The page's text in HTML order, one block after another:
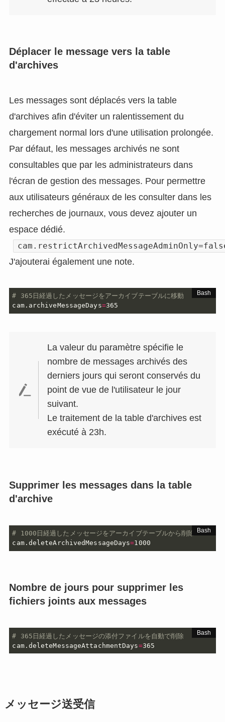
Déplacer le message vers la table
d'archives
Les messages sont déplacés vers la table
d'archives afin d'éviter un ralentissement du
chargement normal lors d'une utilisation prolongée.
Par défaut, les messages archivés ne sont
consultables que par les administrateurs dans
l'écran de gestion des messages. Pour permettre
aux utilisateurs généraux de les consulter dans les
recherches de journaux, vous devez ajouter un
espace dédié.
J'ajouterai également une note.
# 365日経過したメッセージをアーカイブテーブルに移動
cam.archiveMessageDays=365
La valeur du paramètre spécifie le
nombre de messages archivés des
derniers jours qui seront conservés du
point de vue de l'utilisateur le jour
suivant.
Le traitement de la table d'archives est
exécuté à 23h.
Supprimer les messages dans la table
d'archive
# 1000日経過したメッセージをアーカイブテーブルから削除
cam.deleteArchivedMessageDays=1000
Nombre de jours pour supprimer les
fichiers joints aux messages
# 365日経過したメッセージの添付ファイルを自動で削除
cam.deleteMessageAttachmentDays=365
メッセージ送受信